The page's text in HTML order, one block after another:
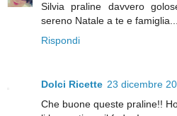
Silvia praline davvero
sereno Natale a te e
Rispondi
Dolci Ricette 23 dicembre
Che buone queste praline!!